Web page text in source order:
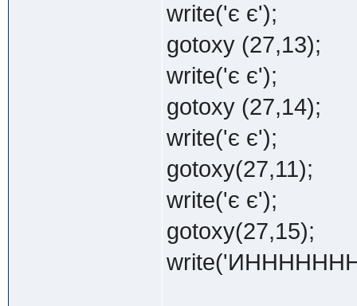
write('є є');
gotoxy (27,13);
write('є є');
gotoxy (27,14);
write('є є');
gotoxy(27,11);
write('є є');
gotoxy(27,15);